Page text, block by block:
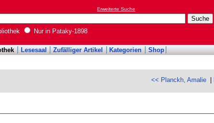
Erweiterte Suche
Nur in Pataky-1898
Lesesaal Zufälliger Artikel Kategorien Shop
<< Planckh, Amalie